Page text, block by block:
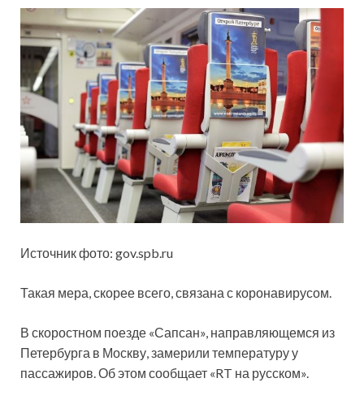
Источник фото: gov.spb.ru
Такая мера, скорее всего, связана с коронавирусом.
В скоростном поезде «Сапсан», направляющемся из
Петербурга в Москву, замерили температуру у
пассажиров. Обэтом сообщает «RT на русском».